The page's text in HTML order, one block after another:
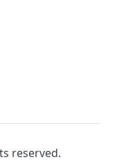
reserved.